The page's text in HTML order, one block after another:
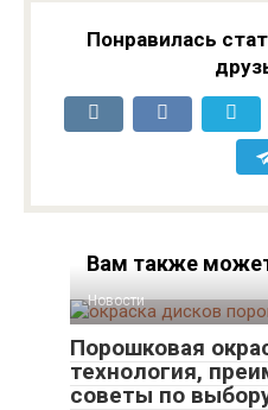
Понравилась
Вам также
Новости
Порошковая
технология,
советы по